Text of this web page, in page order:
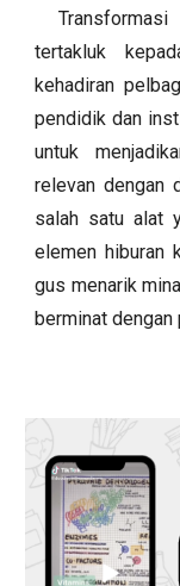
tertakluk
kehadiran
pendidik dan
untuk
relevan dengan
salah satu alat
elemen hiburan
gus menarik
berminat dengan